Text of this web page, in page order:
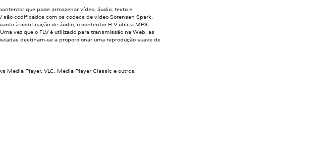
que pode armazenar vídeo, áudio, texto e
são codificados com os codecs de vídeo Sorensen Spark,
à codificação de áudio, o contentor FLV utiliza MP3,
vez que o FLV é utilizado para transmissão na Web, as
destinam-se a proporcionar uma reprodução suave de
Media Player, VLC, Media Player Classic e outros.